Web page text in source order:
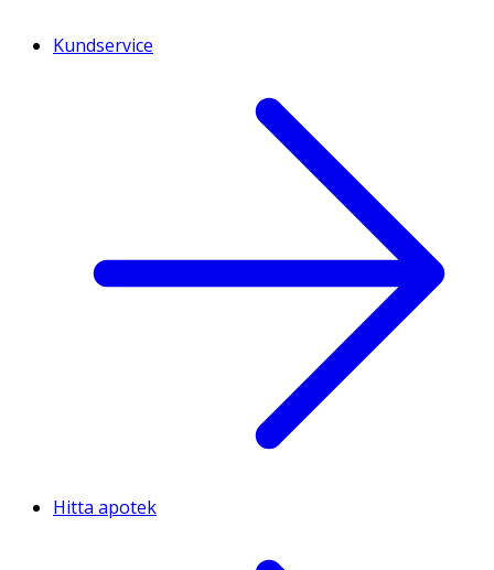
Kundservice
Hitta apotek